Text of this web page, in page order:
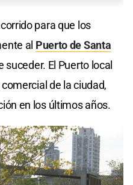
para que los
al Puerto de Santa
suceder. El Puerto local
de la ciudad,
en los últimos años.